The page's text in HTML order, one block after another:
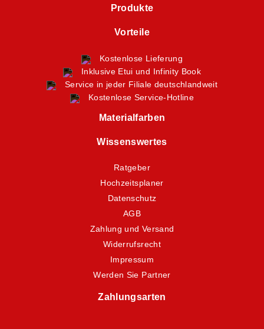
Produkte
Vorteile
Kostenlose Lieferung
Inklusive Etui und Infinity Book
Service in jeder Filiale deutschlandweit
Kostenlose Service-Hotline
Materialfarben
Wissenswertes
Ratgeber
Hochzeitsplaner
Datenschutz
AGB
Zahlung und Versand
Widerrufsrecht
Impressum
Werden Sie Partner
Zahlungsarten